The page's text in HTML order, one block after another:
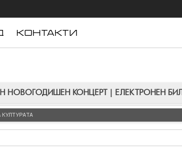
КОНТАКТИ
НОВОГОДИШЕН КОНЦЕРТ | ЕЛЕКТРОНЕН
КУЛТУРАТА